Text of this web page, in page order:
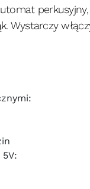
Wystarczy